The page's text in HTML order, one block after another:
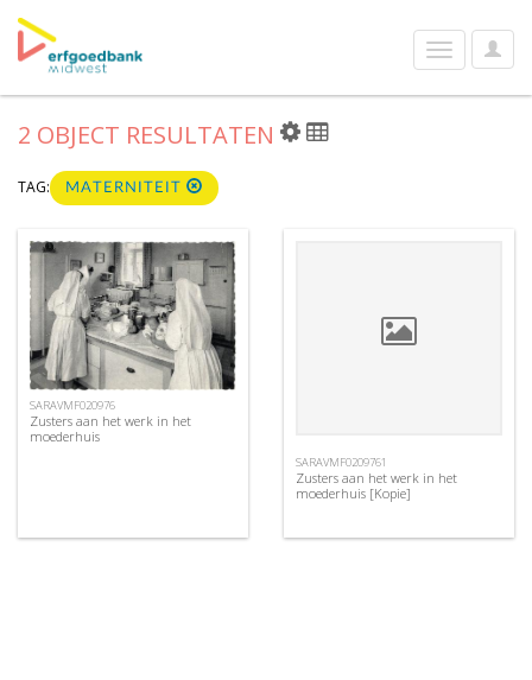
User
Toggle
navigation
2 OBJECT RESULTATEN
TAG: MATERNITEIT
SARAVMF020976
Zusters aan het werk in het
moederhuis
SARAVMF0209761
Zusters aan het werk in het
moederhuis [Kopie]